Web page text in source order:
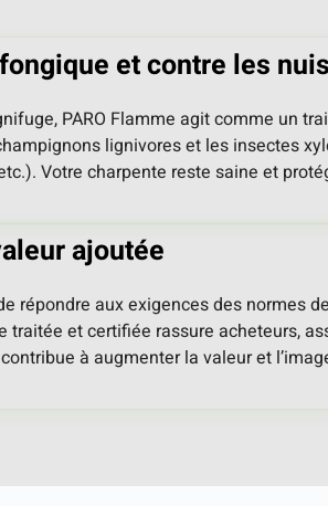
et contre les
PARO Flamme agit comme un
lignivores et les insectes
Votre charpente reste saine et
ajoutée
répondre aux exigences des normes
traitée et certifiée rassure acheteurs,
à augmenter la valeur et